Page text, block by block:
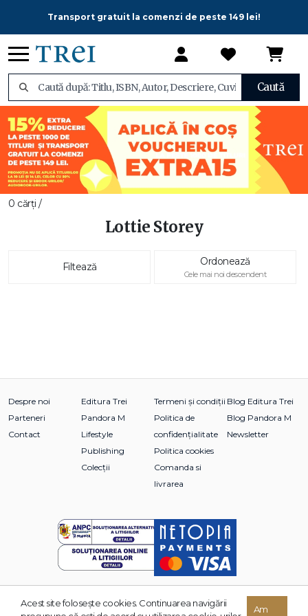
Transport gratuit la comenzi de peste 149 lei!
Caută
0 cărți /
Lottie Storey
Filtează Ordonează
Cele mai noi descendent
Despre noi
Parteneri
Contact
Editura Trei
Pandora M
Lifestyle
Publishing
Colecții
Termeni și condiții
Politica de
confidențialitate
Politica cookies
Comanda si
livrarea
Blog Editura Trei
Blog Pandora M
Newsletter
© 2026 Grupul Editorial TREI. Toate drepturile rezervate.
Acest site foloseşte cookies. Continuarea navigării
Am